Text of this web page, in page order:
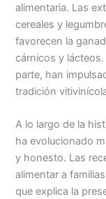
alimentaria. Las
cereales y
favorecen la
cárnicos y
parte, han
tradición
A lo largo de la
ha evolucionado
y honesto. Las
alimentar a
que explica la